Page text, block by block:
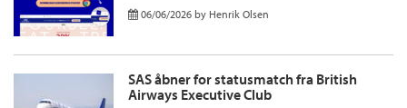
06/06/2026 by Henrik Olsen
SAS åbner for statusmatch fra British
Airways Executive Club